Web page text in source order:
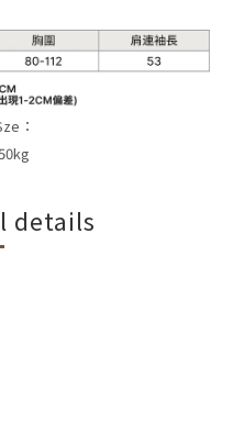
：
details